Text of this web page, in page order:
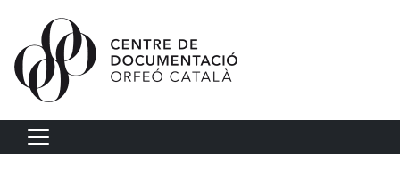
Vés al contingut
Navegació principal